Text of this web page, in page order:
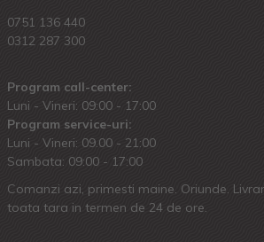
0751 136 440
0312 287 300
Program call-center:
Luni - Vineri: 09:00 - 17:00
Program service-uri:
Luni - Vineri: 09.00 - 21:00
Sambata: 09:00 - 17:00
Comanzi azi, primesti maine. Oriunde.
toata tara in termen de 24 de ore.